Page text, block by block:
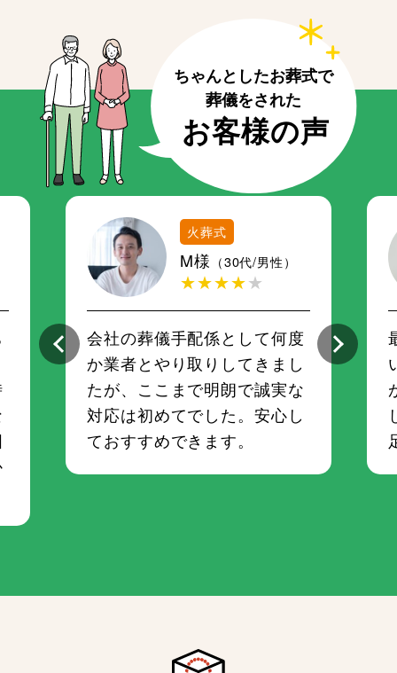
火葬式
M様 （30代/男性）
★★★★★
会社の葬儀手配係として何度
か業者とやり取りしてきまし
たが、ここまで明朗で誠実な
対応は初めてでした。安心し
ておすすめできます。